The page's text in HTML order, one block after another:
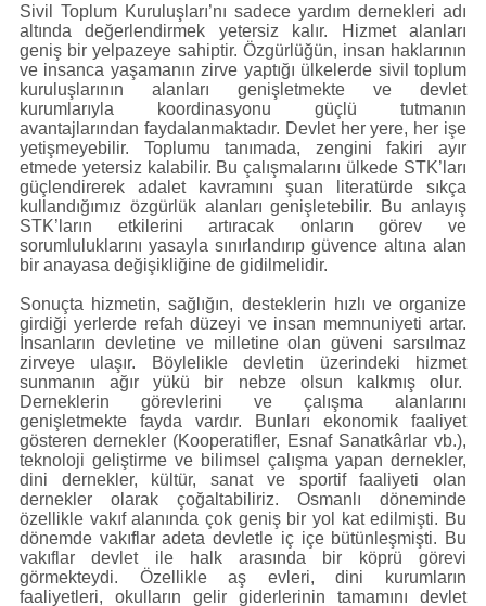
Sivil Toplum Kuruluşları’nı sadece yardım dernekleri adı
altında değerlendirmek yetersiz kalır. Hizmet alanları
geniş bir yelpazeye sahiptir. Özgürlüğün, insan haklarının
ve insanca yaşamanın zirve yaptığı ülkelerde sivil toplum
kuruluşlarının alanları genişletmekte ve devlet
kurumlarıyla koordinasyonu güçlü tutmanın
avantajlarından faydalanmaktadır. Devlet her yere, her işe
yetişmeyebilir. Toplumu tanımada, zengini fakiri ayır
etmede yetersiz kalabilir. Bu çalışmalarını ülkede STK’ları
güçlendirerek adalet kavramını şuan literatürde sıkça
kullandığımız özgürlük alanları genişletebilir. Bu anlayış
STK’ların etkilerini artıracak onların görev ve
sorumluluklarını yasayla sınırlandırıp güvence altına alan
bir anayasa değişikliğine de gidilmelidir.
Sonuçta hizmetin, sağlığın, desteklerin hızlı ve organize
girdiği yerlerde refah düzeyi ve insan memnuniyeti artar.
İnsanların devletine ve milletine olan güveni sarsılmaz
zirveye ulaşır. Böylelikle devletin üzerindeki hizmet
sunmanın ağır yükü bir nebze olsun kalkmış olur.
Derneklerin görevlerini ve çalışma alanlarını
genişletmekte fayda vardır. Bunları ekonomik faaliyet
gösteren dernekler (Kooperatifler, Esnaf Sanatkârlar vb.),
teknoloji geliştirme ve bilimsel çalışma yapan dernekler,
dini dernekler, kültür, sanat ve sportif faaliyeti olan
dernekler olarak çoğaltabiliriz. Osmanlı döneminde
özellikle vakıf alanında çok geniş bir yol kat edilmişti. Bu
dönemde vakıflar adeta devletle iç içe bütünleşmişti. Bu
vakıflar devlet ile halk arasında bir köprü görevi
görmekteydi. Özellikle aş evleri, dini kurumların
faaliyetleri, okulların gelir giderlerinin tamamını devlet